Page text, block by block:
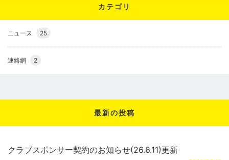
カテゴリ
ニュース 25
連絡網 2
最新の投稿
クラブスポンサー契約のお知らせ(26.6.11)更新